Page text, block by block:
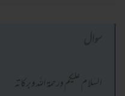
السلام عليكم ورحمة الله وبركاته